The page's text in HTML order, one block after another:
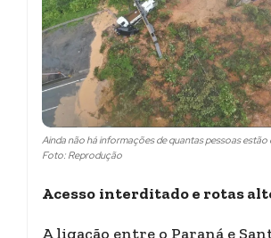
Ainda não há informações de quantas pessoas
Foto: Reprodução
Acesso interditado e rotas
A ligação entre o Paraná e